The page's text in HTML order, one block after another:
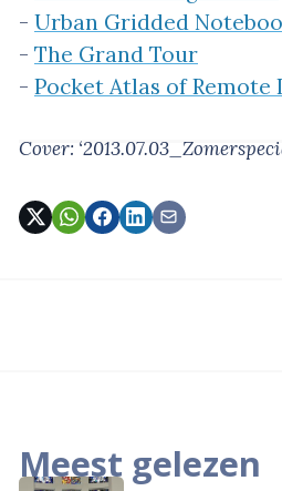
- Urban Gridded
- The Grand Tour
- Pocket Atlas of Remote
Cover:
Meest gelezen